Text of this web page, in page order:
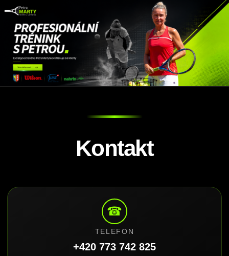
Kontakt
☎
TELEFON
+420 773 742 825